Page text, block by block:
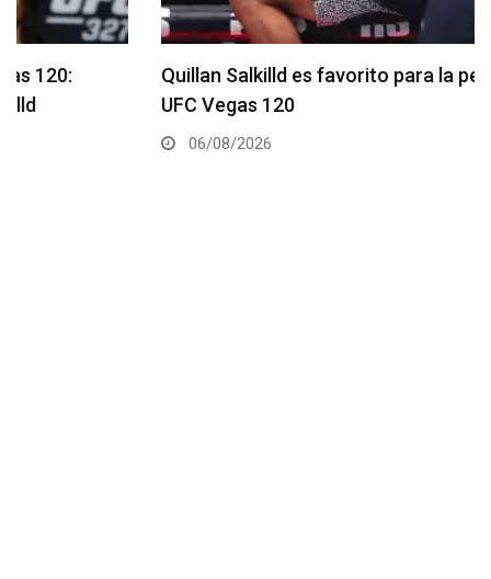
Quillan Salkilld es favorito para la pelea estelar de
UFC Vegas 120